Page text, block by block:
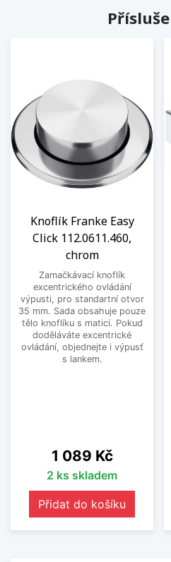
Knoflík Franke Easy
Click 112.0611.460,
chrom
Zamačkávací knoflík
excentrického ovládání
výpusti, pro standartní otvor
35 mm. Sada obsahuje pouze
tělo knoflíku s maticí. Pokud
doděláváte excentrické
ovládání, objednejte i výpusť
s lankem.
Cena
1 089 Kč
2 ks skladem
Přidat do košíku